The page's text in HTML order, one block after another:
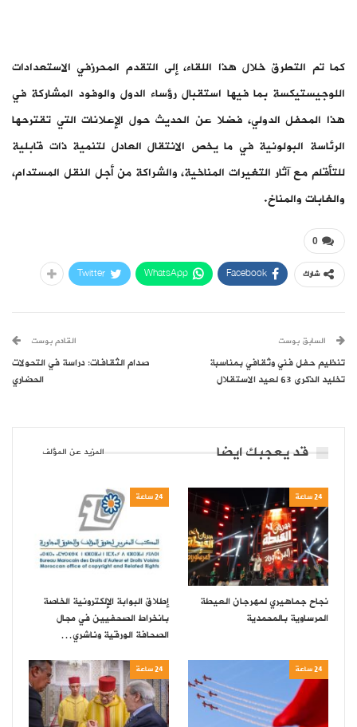
كما تم التطرق خلال هذا اللقاء، إلى التقدم المحرزفي الاستعدادات
اللوجيستيكسة بما فيها استقبال رؤساء الدول والوفود المشاركة في
هذا المحفل الدولي، فضلا عن الحديث حول الإعلانات التي تقترحها
الرئاسة البولونية في ما يخص الانتقال العادل لتنمية ذات قابلية
للتأقلم مع آثار التغيرات المناخية، والشراكة من أجل النقل المستدام،
والغابات والمناخ.
0
شارك Facebook
WhatsApp
Twitter
السابق بوست
تنظيم حفل فني وثقافي بمناسبة
تخليد الذكرى 63 لعيد الاستقلال
القادم بوست
صدام الثقافات: دراسة في التحولات
الحضاري
قد يعجبك ايضا المزيد عن المؤلف
24 ساعة
نجاح جماهيري لمهرجان العيطة
المرساوية بالمحمدية
24 ساعة
إطلاق البوابة الإلكترونية الخاصة
بانخراط الصحفيين في مجال
الصحافة الورقية وناشري…
24 ساعة 24 ساعة